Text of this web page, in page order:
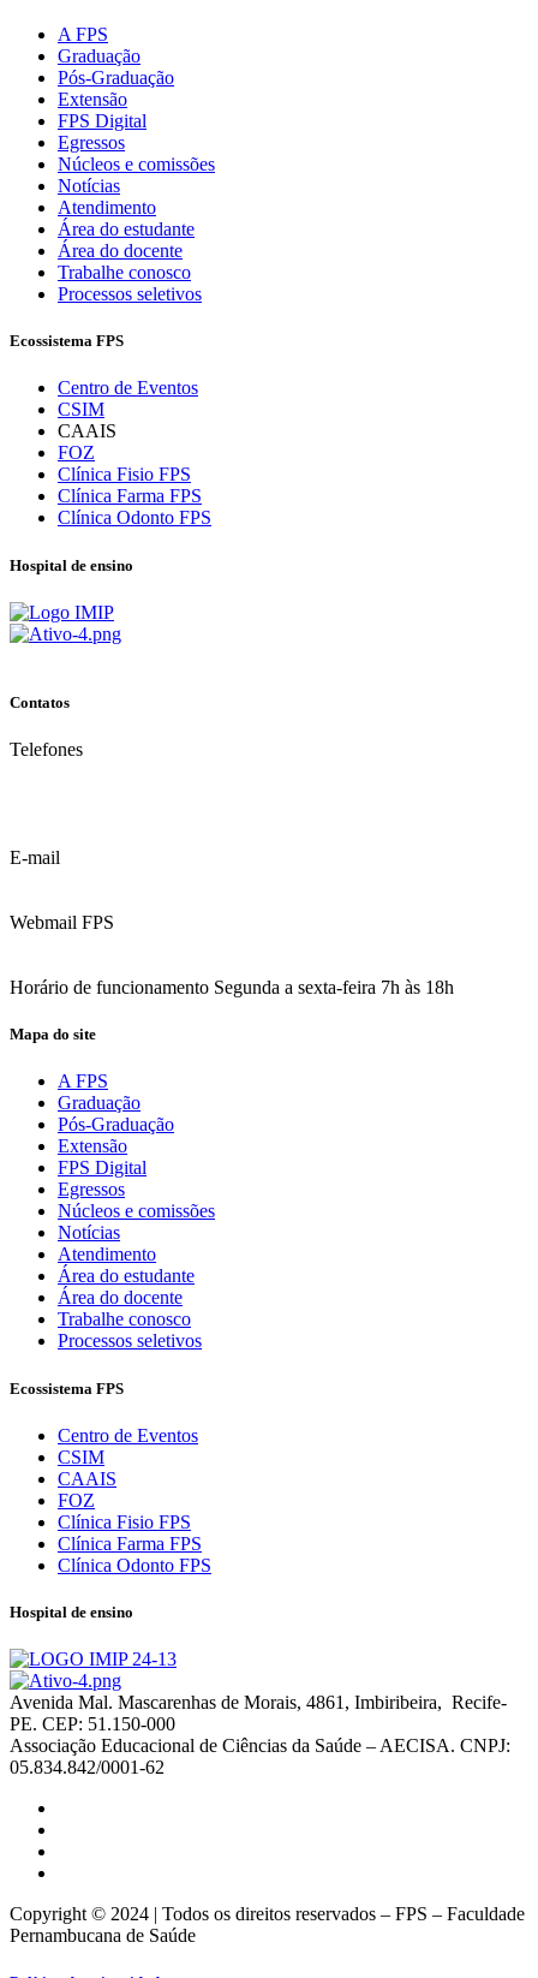
A FPS
Graduação
Pós-Graduação
Extensão
FPS Digital
Egressos
Núcleos e comissões
Notícias
Atendimento
Área do estudante
Área do docente
Trabalhe conosco
Processos seletivos
Ecossistema FPS
Centro de Eventos
CSIM
CAAIS
FOZ
Clínica Fisio FPS
Clínica Farma FPS
Clínica Odonto FPS
Hospital de ensino
Contatos
Telefones
E-mail
Webmail FPS
Horário de funcionamento Segunda a sexta-feira 7h às 18h
Mapa do site
A FPS
Graduação
Pós-Graduação
Extensão
FPS Digital
Egressos
Núcleos e comissões
Notícias
Atendimento
Área do estudante
Área do docente
Trabalhe conosco
Processos seletivos
Ecossistema FPS
Centro de Eventos
CSIM
CAAIS
FOZ
Clínica Fisio FPS
Clínica Farma FPS
Clínica Odonto FPS
Hospital de ensino
Avenida Mal. Mascarenhas de Morais, 4861, Imbiribeira, Recife-
PE. CEP: 51.150-000
Associação Educacional de Ciências da Saúde – AECISA. CNPJ:
05.834.842/0001-62
Copyright © 2024 | Todos os direitos reservados – FPS – Faculdade
Pernambucana de Saúde